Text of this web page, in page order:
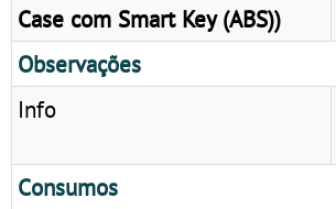
Case com Smart Key (ABS))
Observações
Info
Consumos